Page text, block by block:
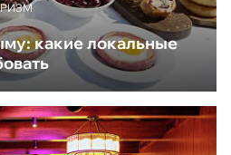
какие локальные